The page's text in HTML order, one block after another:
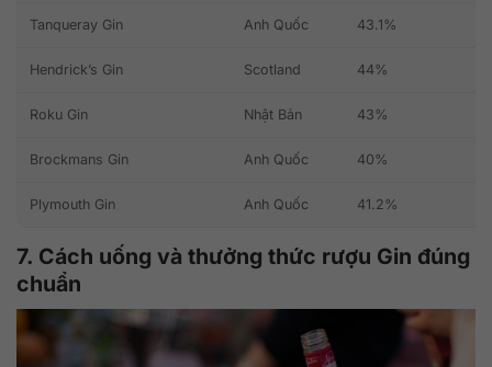
Tanqueray Gin Anh Quốc 43.1%
Hendrick’s Gin Scotland 44%
Roku Gin Nhật Bản 43%
Brockmans Gin Anh Quốc 40%
Plymouth Gin Anh Quốc 41.2%
7. Cách uống và thưởng thức rượu Gin đúng
chuẩn